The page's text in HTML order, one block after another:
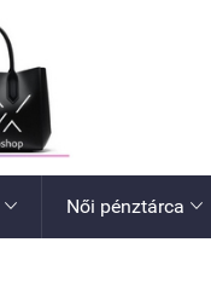
 Női pénztárca 